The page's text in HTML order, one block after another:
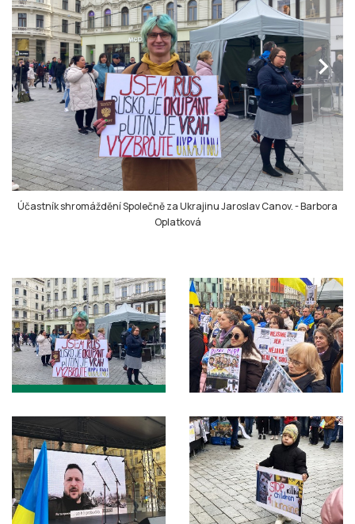
chevron_right
Účastník shromáždění Společně za Ukrajinu Jaroslav Canov.-Barbora
Oplatková